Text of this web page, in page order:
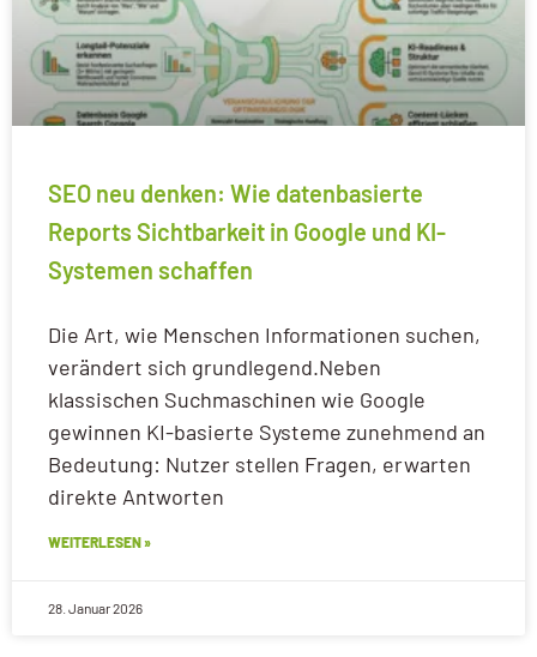
SEO neu denken: Wie datenbasierte
Reports Sichtbarkeit in Google und KI-
Systemen schaffen
Die Art, wie Menschen Informationen suchen,
verändert sich grundlegend.Neben
klassischen Suchmaschinen wie Google
gewinnen KI-basierte Systeme zunehmend an
Bedeutung: Nutzer stellen Fragen, erwarten
direkte Antworten
WEITERLESEN »
28. Januar 2026